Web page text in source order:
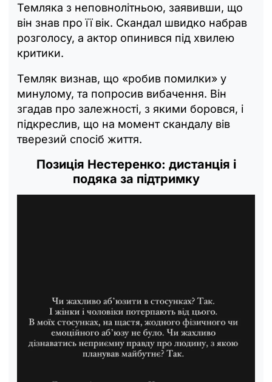
Темляка з неповнолітньою, заявивши, що
він знав про її вік. Скандал швидко набрав
розголосу, а актор опинився під хвилею
критики.
Темляк визнав, що «робив помилки» у
минулому, та попросив вибачення. Він
згадав про залежності, з якими боровся, і
підкреслив, що на момент скандалу вів
тверезий спосіб життя.
Позиція Нестеренко: дистанція і
подяка за підтримку